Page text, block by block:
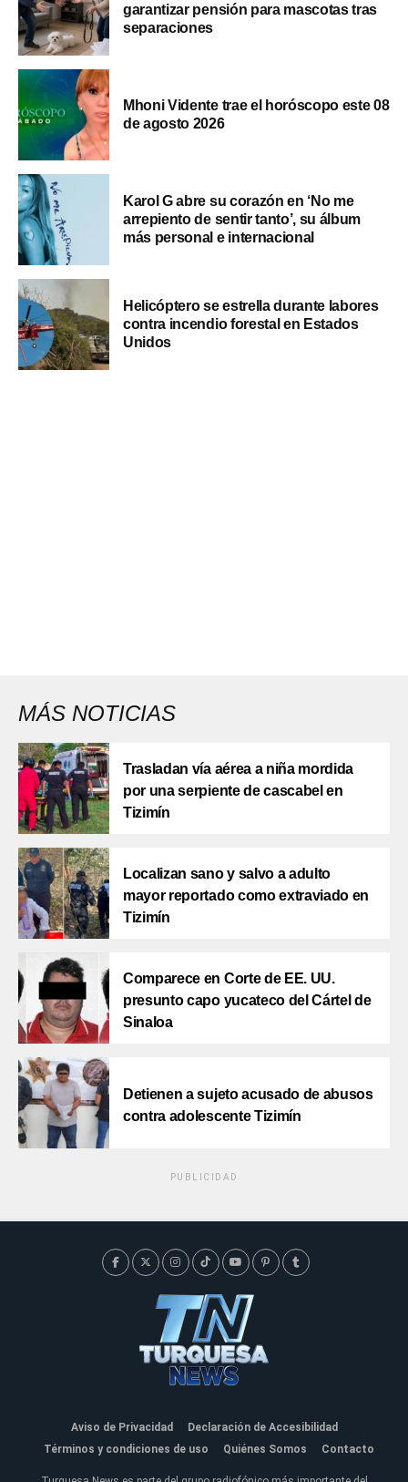
garantizar pensión para mascotas tras
separaciones
Mhoni Vidente trae el horóscopo este 08
de agosto 2026
Karol G abre su corazón en ‘No me
arrepiento de sentir tanto’, su álbum
más personal e internacional
Helicóptero se estrella durante labores
contra incendio forestal en Estados
Unidos
MÁS NOTICIAS
Trasladan vía aérea a niña mordida
por una serpiente de cascabel en
Tizimín
Localizan sano y salvo a adulto
mayor reportado como extraviado en
Tizimín
Comparece en Corte de EE. UU.
presunto capo yucateco del Cártel de
Sinaloa
Detienen a sujeto acusado de abusos
contra adolescente Tizimín
PUBLICIDAD
Aviso de Privacidad
Declaración de Accesibilidad
Términos y condiciones de uso
Quiénes Somos Contacto